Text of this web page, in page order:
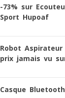
-73% sur
Sport Hupoaf
Robot
prix jamais vu
Casque